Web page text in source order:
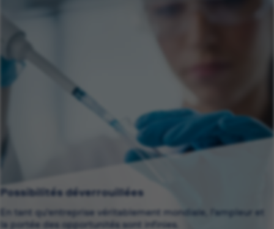
Possibilités déverrouillées
En tant qu'entreprise véritablement mondiale, l'ampleur et
la portée des opportunités sont infinies.